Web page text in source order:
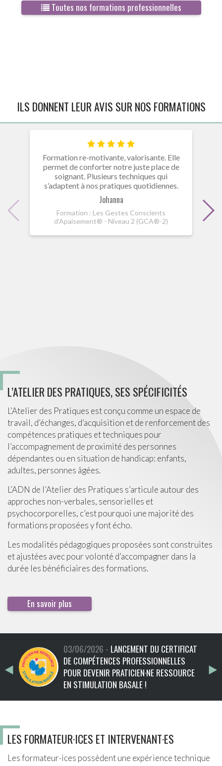
Toutes nos formations professionnelles
ILS DONNENT LEUR AVIS SUR NOS FORMATIONS
Formation re-motivante, valorisante. Elle
permet de conforter notre juste place de
soignant. Plusieurs techniques qui
s’adaptent à nos pratiques quotidiennes.
Johanna
Formation : Les Gestes Conscients
d'Apaisement® - Niveau 2 (GCA®-2)
L’ATELIER DES PRATIQUES, SES SPÉCIFICITÉS
L’Atelier des Pratiques est conçu comme un espace de
travail, d’échanges, d’acquisition et de renforcement des
compétences pratiques et techniques pour
l’accompagnement de proximité des personnes
dépendantes ou en situation de handicap: enfants,
adultes, personnes âgées.
L’ADN de l’Atelier des Pratiques s’articule autour des
approches non-verbales, sensorielles et
psychocorporelles, c’est pourquoi une majorité des
formations proposées y font écho.
Les modalités pédagogiques proposées sont construites
et ajustées avec pour volonté d’accompagner dans la
durée les bénéficiaires des formations.
En savoir plus
03/06/2026 - LANCEMENT DU CERTIFICAT
DE COMPÉTENCES PROFESSIONNELLES
POUR DEVENIR PRATICIEN·NE RESSOURCE
EN STIMULATION BASALE !
LES FORMATEUR·ICES ET INTERVENANT·ES
Les formateur·ices possèdent une expérience technique